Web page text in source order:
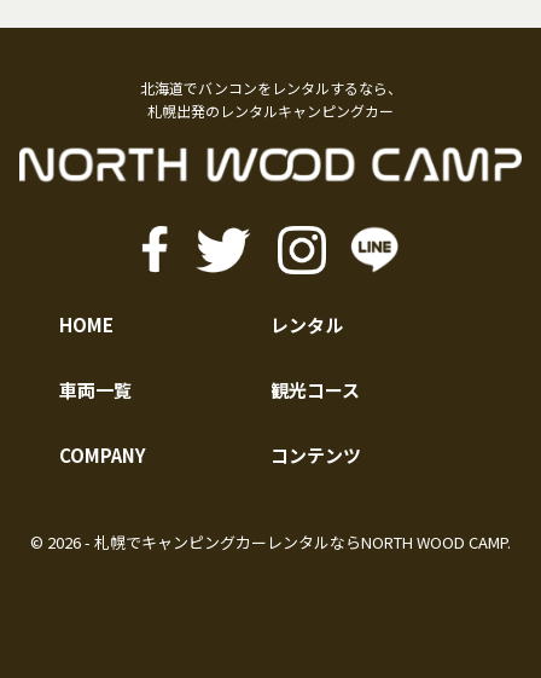
北海道でバンコンをレンタルするなら、
札幌出発のレンタルキャンピングカー
HOME
車両一覧
レンタル
観光コース
COMPANY コンテンツ
©︎ 2026 - 札幌でキャンピングカーレンタルならNORTH WOOD CAMP.